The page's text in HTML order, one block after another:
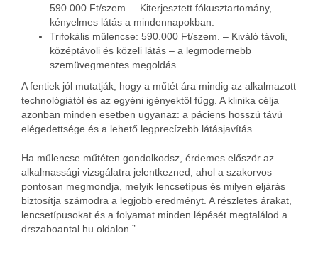
590.000 Ft/szem. – Kiterjesztett fókusztartomány,
kényelmes látás a mindennapokban.
Trifokális műlencse: 590.000 Ft/szem. – Kiváló távoli,
középtávoli és közeli látás – a legmodernebb
szemüvegmentes megoldás.
A fentiek jól mutatják, hogy a műtét ára mindig az alkalmazott
technológiától és az egyéni igényektől függ. A klinika célja
azonban minden esetben ugyanaz: a páciens hosszú távú
elégedettsége és a lehető legprecízebb látásjavítás.
Ha műlencse műtéten gondolkodsz, érdemes először az
alkalmassági vizsgálatra jelentkezned, ahol a szakorvos
pontosan megmondja, melyik lencsetípus és milyen eljárás
biztosítja számodra a legjobb eredményt. A részletes árakat,
lencsetípusokat és a folyamat minden lépését megtalálod a
drszaboantal.hu oldalon.”